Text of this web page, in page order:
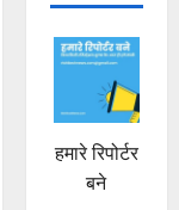
हमारे रिपोर्टर
बने